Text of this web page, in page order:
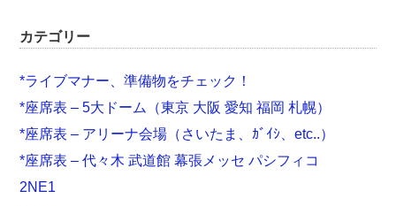
カテゴリー
*ライブマナー、準備物をチェック！
*座席表 – 5大ドーム（東京 大阪 愛知 福岡 札幌）
*座席表 – アリーナ会場（さいたま、ｶﾞｲｼ、etc..）
*座席表 – 代々木 武道館 幕張メッセ パシフィコ
2NE1